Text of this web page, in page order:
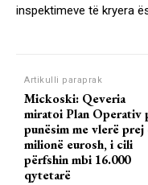
inspektimeve të kryera
Artikulli paraprak
Mickoski: Qeveria
miratoi Plan Operativ
punësim me vlerë prej
milionë eurosh, i cili
përfshin mbi 16.000
qytetarë